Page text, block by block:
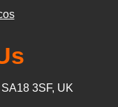
3SF, UK